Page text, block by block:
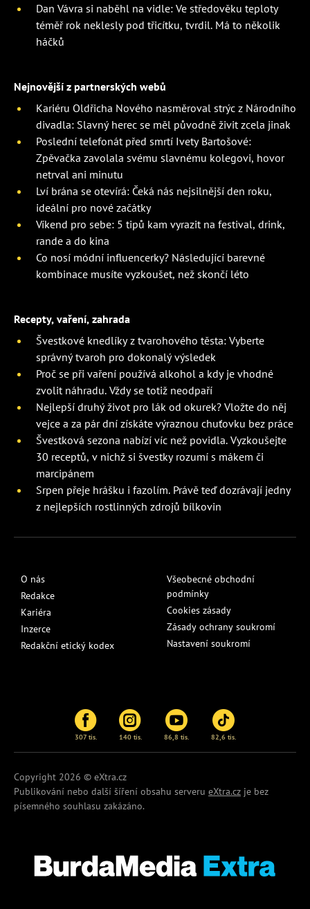
Dan Vávra si naběhl na vidle: Ve středověku teploty
téměř rok neklesly pod třicítku, tvrdil. Má to několik
háčků
Nejnovější z partnerských webů
Kariéru Oldřicha Nového nasměroval strýc z Národního
divadla: Slavný herec se měl původně živit zcela jinak
Poslední telefonát před smrtí Ivety Bartošové:
Zpěvačka zavolala svému slavnému kolegovi, hovor
netrval ani minutu
Lví brána se otevírá: Čeká nás nejsilnější den roku,
ideální pro nové začátky
Víkend pro sebe: 5 tipů kam vyrazit na festival, drink,
rande a do kina
Co nosí módní influencerky? Následující barevné
kombinace musíte vyzkoušet, než skončí léto
Recepty, vaření, zahrada
Švestkové knedlíky z tvarohového těsta: Vyberte
správný tvaroh pro dokonalý výsledek
Proč se při vaření používá alkohol a kdy je vhodné
zvolit náhradu. Vždy se totiž neodpaří
Nejlepší druhý život pro lák od okurek? Vložte do něj
vejce a za pár dní získáte výraznou chuťovku bez práce
Švestková sezona nabízí víc než povidla. Vyzkoušejte
30 receptů, v nichž si švestky rozumí s mákem či
marcipánem
Srpen přeje hrášku i fazolím. Právě teď dozrávají jedny
z nejlepších rostlinných zdrojů bílkovin
O nás
Redakce
Kariéra
Inzerce
Redakční etický kodex
Všeobecné obchodní
podmínky
Cookies zásady
Zásady ochrany soukromí
Nastavení soukromí
307 tis. 140 tis. 86,8 tis. 82,6 tis.
Copyright 2026 © eXtra.cz
Publikování nebo další šíření obsahu serveru eXtra.cz je bez
písemného souhlasu zakázáno.